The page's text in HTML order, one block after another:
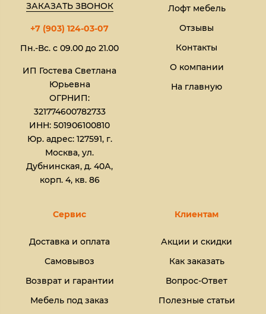
ЗАКАЗАТЬ ЗВОНОК
+7 (903) 124-03-07
Пн.-Вс. с 09.00 до 21.00
ИП Гостева Светлана
Юрьевна​
ОГРНИП:
321774600782733
ИНН: 501906100810
Юр. адрес: 127591, г.
Москва, ул.
Дубнинская, д. 40А,
корп. 4, кв. 86
Лофт мебель
Отзывы
Контакты
О компании
На главную
Сервис
Доставка и оплата
Самовывоз
Возврат и гарантии
Мебель под заказ
Клиентам
Акции и скидки
Как заказать
Вопрос-Ответ
Полезные статьи